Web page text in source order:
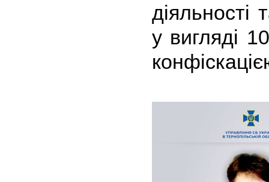
діяльності
у вигляді